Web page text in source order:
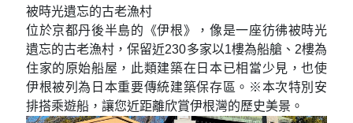
腿之間望去，180度上下顛倒的天與地，帶你看見彷彿
通往天上橋樑般的神奇畫面，絕對讓你一眼驚豔！